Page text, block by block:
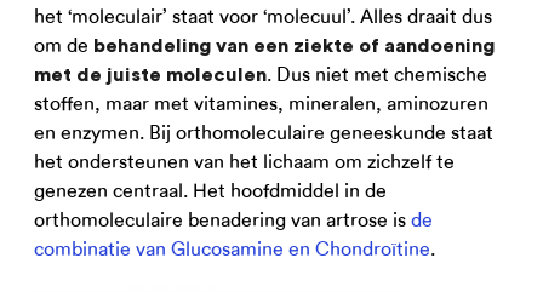
het ‘moleculair’ staat voor ‘molecuul’. Alles draait dus
om de behandeling van een ziekte of aandoening
met de juiste moleculen. Dus niet met chemische
stoffen, maar met vitamines, mineralen, aminozuren
en enzymen. Bij orthomoleculaire geneeskunde staat
het ondersteunen van het lichaam om zichzelf te
genezen centraal. Het hoofdmiddel in de
orthomoleculaire benadering van artrose is de
combinatie van Glucosamine en Chondroïtine.